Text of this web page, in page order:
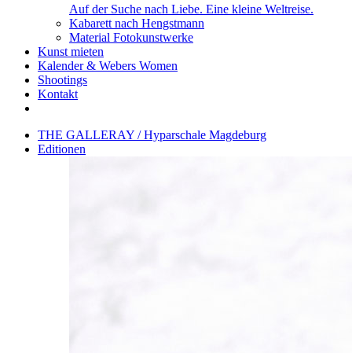
Auf der Suche nach Liebe. Eine kleine Weltreise.
Kabarett nach Hengstmann
Material Fotokunstwerke
Kunst mieten
Kalender & Webers Women
Shootings
Kontakt
THE GALLERAY / Hyparschale Magdeburg
Editionen